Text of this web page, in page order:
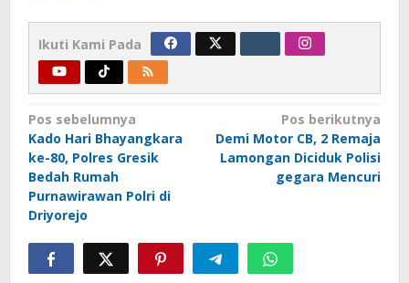
Ikuti Kami Pada
Navigasi
pos
Pos sebelumnya
Kado Hari Bhayangkara
ke-80, Polres Gresik
Bedah Rumah
Purnawirawan Polri di
Driyorejo
Pos berikutnya
Demi Motor CB, 2 Remaja
Lamongan Diciduk Polisi
gegara Mencuri